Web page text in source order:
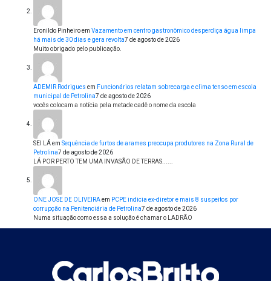
Eronildo Pinheiroem Vazamento em centro gastronômico desperdiça água limpa
há mais de 30 dias e gera revolta7 de agosto de 2026
Muito obrigado pelo publicação.
ADEMIR Rodrigues em Funcionários relatam sobrecarga e clima tenso em escola
municipal de Petrolina7 de agosto de 2026
vocês colocam a notícia pela metade cadê o nome da escola
SEI LÁem Sequência de furtos de arames preocupa produtores na Zona Rural de
Petrolina7 de agosto de 2026
LÁ POR PERTO TEM UMA INVASÃO DE TERRAS......
ONE JOSE DE OLIVEIRAem PCPE indicia ex-diretor e mais 8 suspeitos por
corrupção na Penitenciária de Petrolina7 de agosto de 2026
Numa situação como essa a solução é chamar o LADRÃO